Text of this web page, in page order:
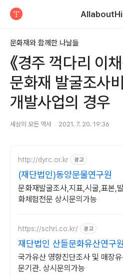
문화재와 함께한 나날들
《경주 꺽다리 이
문화재 발굴조사
개발사업의 경우
세상의 모든 역사 2021. 7. 20. 19:36
http://dyrc.or.kr 광고
(재단법인)동양문물연구원
문화재발굴조사,지표,시굴,표본,
화체험전문 상시문의가능
https://schri.co.kr/ 광고
재단법인 산들문화유산연구원
국가유산 영향진단조사 및 매장
문기관. 상시문의가능